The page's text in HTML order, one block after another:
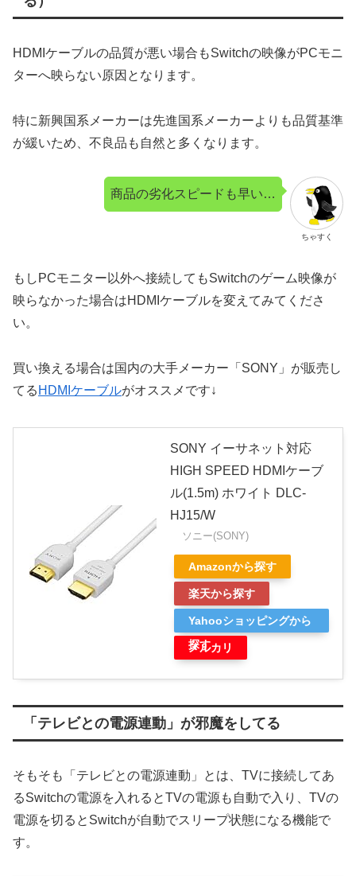
HDMIケーブルの品質が悪い場合もSwitchの映像がPCモニ
ターへ映らない原因となります。
特に新興国系メーカーは先進国系メーカーよりも品質基準
が緩いため、不良品も自然と多くなります。
ちゃすく
商品の劣化スピードも早い…
もしPCモニター以外へ接続してもSwitchのゲーム映像が
映らなかった場合はHDMIケーブルを変えてみてくださ
い。
買い換える場合は国内の大手メーカー「SONY」が販売し
てる HDMIケーブルがオススメです↓
SONY イーサネット対応
HIGH SPEED HDMIケーブ
ル(1.5m) ホワイト DLC-
HJ15/W
ソニー(SONY)
Amazonから探す
楽天から探す
Yahooショッピングから
探す
メルカリ
「テレビとの電源連動」が邪魔をしてる
そもそも「テレビとの電源連動」とは、TVに接続してあ
るSwitchの電源を入れるとTVの電源も自動で入り、TVの
電源を切るとSwitchが自動でスリープ状態になる機能で
す。